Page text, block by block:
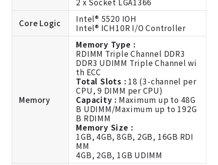
Core Logic
Intel® 5520 IOH
Intel® ICH10R I/O Controller
Memory
Memory Type :
RDIMM Triple Channel DDR3
DDR3 UDIMM Triple Channel wi
th ECC
Total Slots : 18 (3-channel per
CPU, 9 DIMM per CPU)
Capacity : Maximum up to 48G
B UDIMM/Maximum up to 192G
B RDIMM
Memory Size :
1GB, 4GB, 8GB, 2GB, 16GB RDI
MM
4GB, 2GB, 1GB UDIMM